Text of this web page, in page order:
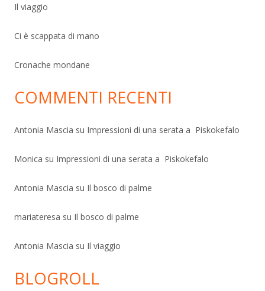
Il viaggio
Ci è scappata di mano
Cronache mondane
COMMENTI RECENTI
Antonia Mascia su Impressioni di una serata a Piskokefalo
Monica su Impressioni di una serata a Piskokefalo
Antonia Mascia su Il bosco di palme
mariateresa su Il bosco di palme
Antonia Mascia su Il viaggio
BLOGROLL